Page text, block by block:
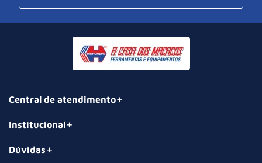
Central de atendimento
Institucional
Dúvidas